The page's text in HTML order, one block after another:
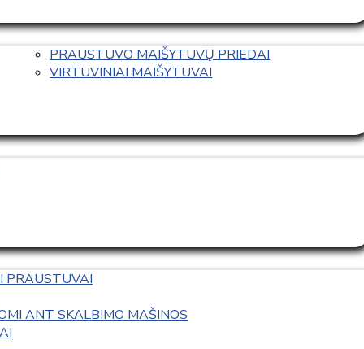
PRAUSTUVO MAIŠYTUVŲ PRIEDAI
VIRTUVINIAI MAIŠYTUVAI
PRAUSTUVAI
ANT SKALBIMO MAŠINOS